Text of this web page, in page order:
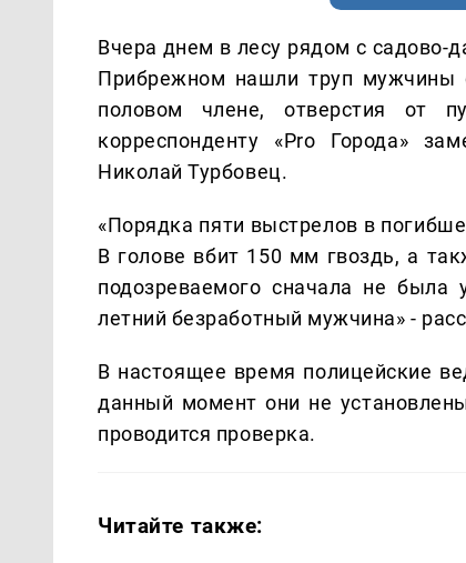
Вчера днем в лесу рядом с садово-
Прибрежном нашли труп мужчины
половом члене, отверстия от
корреспонденту «Pro Города»
Николай Турбовец.
«Порядка пяти выстрелов в
В голове вбит 150 мм гвоздь, а
подозреваемого сначала не была
летний безработный мужчина» -
В настоящее время полицейские
данный момент они не
проводится проверка.
Читайте также: